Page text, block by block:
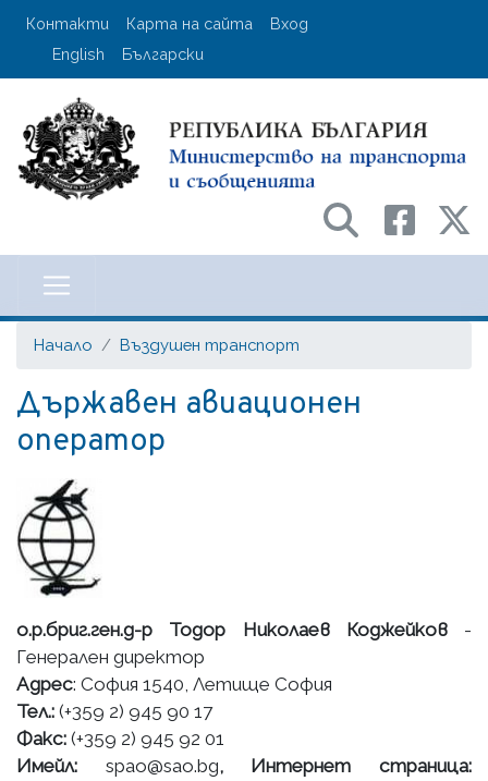
Премини
User account menu
Контакти Карта на сайта
Вход
English
Български
на транспорта
Начало Въздушен транспорт
Държавен авиационен
оператор
о.р.бриг.ген.д-р Тодор Николаев Коджейков -
Генерален директор
Адрес: София 1540, Летище София
Тел.: (+359 2) 945 90 17
Факс: (+359 2) 945 92 01
Имейл: spao@sao.bg, Интернет страница: